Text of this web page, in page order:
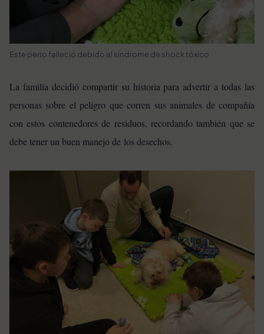
Este perro falleció debido al sindrome de shock tóxico
La familia decidió compartir su historia para advertir a todas las
personas sobre el peligro que corren sus animales de compañía
con estos contenedores de residuos, recordando también que se
debe tener un buen manejo de los desechos.